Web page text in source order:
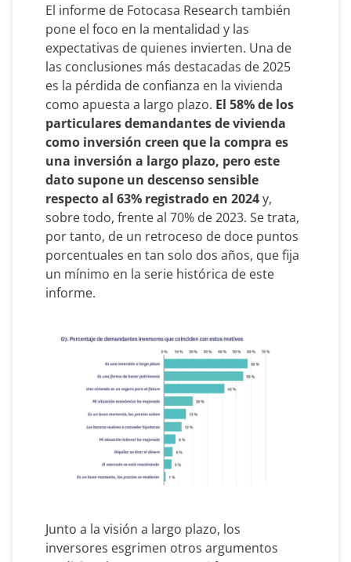
El informe de Fotocasa Research también
pone el foco en la mentalidad y las
expectativas de quienes invierten. Una de
las conclusiones más destacadas de 2025
es la pérdida de confianza en la vivienda
como apuesta a largo plazo. El 58% de los
particulares demandantes de vivienda
como inversión creen que la compra es
una inversión a largo plazo, pero este
dato supone un descenso sensible
respecto al 63% registrado en 2024y,
sobre todo, frente al 70% de 2023. Se trata,
por tanto, de un retroceso de doce puntos
porcentuales en tan solo dos años, que fija
un mínimo en la serie histórica de este
informe.
Junto a la visión a largo plazo, los
inversores esgrimen otros argumentos